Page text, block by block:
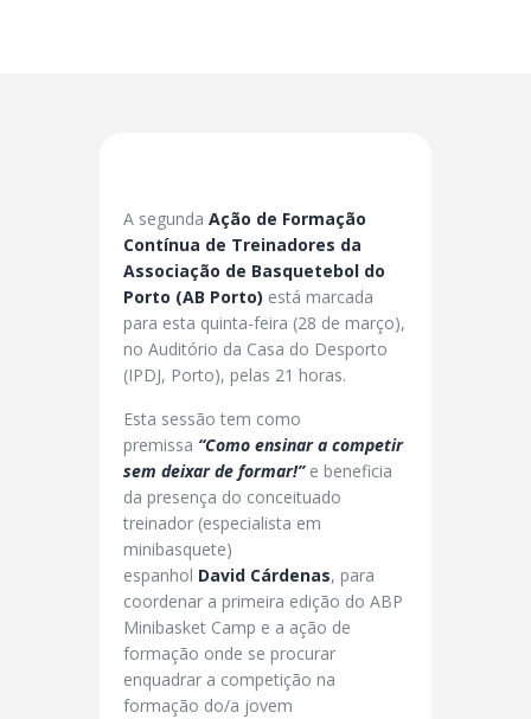
A segunda Ação de Formação
Contínua de Treinadores da
Associação de Basquetebol do
Porto (AB Porto) está marcada
para esta quinta-feira (28 de março),
no Auditório da Casa do Desporto
(IPDJ, Porto), pelas 21 horas.
Esta sessão tem como
premissa “Como ensinar a competir
sem deixar de formar!” e beneficia
da presença do conceituado
treinador (especialista em
minibasquete)
espanhol David Cárdenas, para
coordenar a primeira edição do ABP
Minibasket Camp e a ação de
formação onde se procurar
enquadrar a competição na
formação do/a jovem